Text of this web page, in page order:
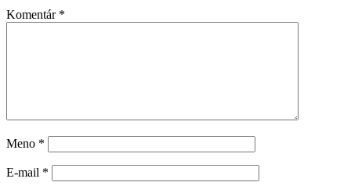
Komentár *
Meno *
E-mail *